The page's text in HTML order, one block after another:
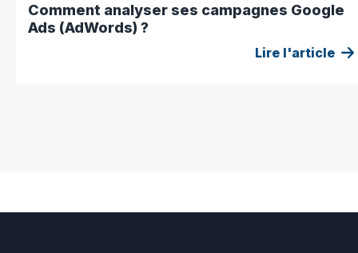
Comment analyser ses campagnes Google
Ads (AdWords) ?
Lire l'article